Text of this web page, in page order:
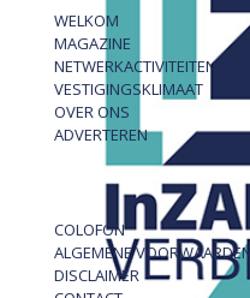
WELKOM
MAGAZINE
NETWERKACTIVITEITEN
VESTIGINGSKLIMAAT
OVER ONS
ADVERTEREN
COLOFON
ALGEMENE VOORWAARDEN
DISCLAIMER